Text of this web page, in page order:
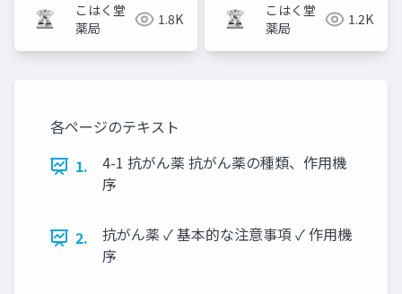
こはく堂
薬局
1.8K
こはく堂
薬局
1.2K
各ページのテキスト
1.
4-1 抗がん薬 抗がん薬の種類、作用機
序
2.
抗がん薬 ✓ 基本的な注意事項 ✓ 作用機
序